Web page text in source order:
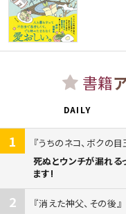
書籍
DAILY
1
うちのネコ、ボクの
死ぬとウンチが漏れる
ます!
2
消えた神父、その後